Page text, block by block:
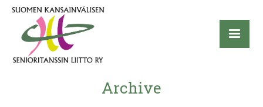
Archive